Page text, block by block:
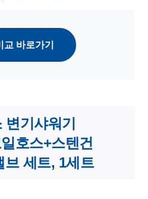
교 바로가기
기샤워기
호스+스텐건
브 세트, 1세트